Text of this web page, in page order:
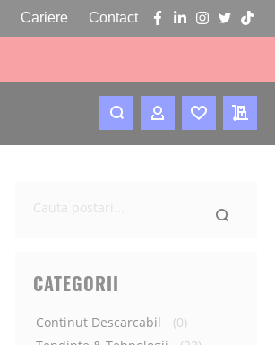
Cariere Contact
facebook
linkedin
instagram
twitter
CONTUL MEUWISHLIST
Ce
CATEGORII
Continut Descarcabil
(0)